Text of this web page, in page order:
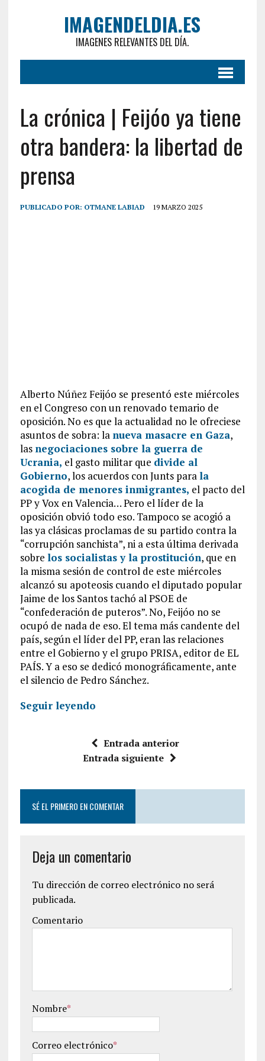
IMAGENDELDIA.ES
IMAGENES RELEVANTES DEL DÍA.
La crónica | Feijóo ya tiene
otra bandera: la libertad de
prensa
PUBLICADO POR: OTMANE LABIAD 19 MARZO 2025
Alberto Núñez Feijóo se presentó este miércoles
en el Congreso con un renovado temario de
oposición. No es que la actualidad no le ofreciese
asuntos de sobra: la nueva masacre en Gaza,
las negociaciones sobre la guerra de
Ucrania, el gasto militar que divide al
Gobierno, los acuerdos con Junts parala
acogida de menores inmigrantes, el pacto del
PP y Vox en Valencia… Pero el líder de la
oposición obvió todo eso. Tampoco se acogió a
las ya clásicas proclamas de su partido contra la
“corrupción sanchista”, ni a esta última derivada
sobre los socialistas y la prostitución, que en
la misma sesión de control de este miércoles
alcanzó su apoteosis cuando el diputado popular
Jaime de los Santos tachó al PSOE de
“confederación de puteros”. No, Feijóo no se
ocupó de nada de eso. El tema más candente del
país, según el líder del PP, eran las relaciones
entre el Gobierno y el grupo PRISA, editor de EL
PAÍS. Y a eso se dedicó monográficamente, ante
el silencio de Pedro Sánchez.
Seguir leyendo
Entrada anterior
Entrada siguiente
SÉ EL PRIMERO EN COMENTAR
Deja un comentario
Tu dirección de correo electrónico no será
publicada.
Comentario
Nombre*
Correo electrónico*